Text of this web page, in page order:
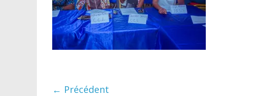
← Précédent